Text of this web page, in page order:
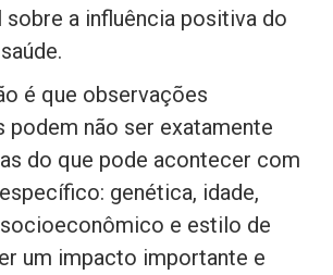
a influência positiva do
é que observações
podem não ser exatamente
do que pode acontecer com
genética, idade,
e estilo de
um impacto importante e